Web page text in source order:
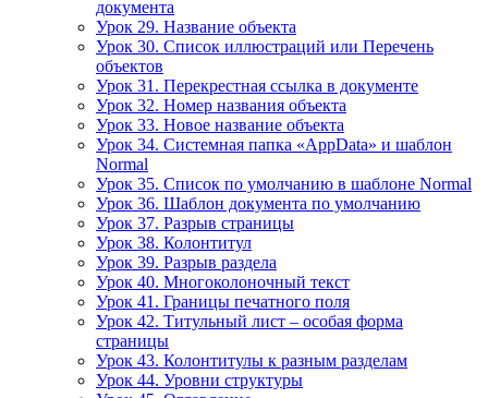
документа
Урок 29. Название объекта
Урок 30. Список иллюстраций или Перечень
объектов
Урок 31. Перекрестная ссылка в документе
Урок 32. Номер названия объекта
Урок 33. Новое название объекта
Урок 34. Системная папка «AppData» и шаблон
Normal
Урок 35. Список по умолчанию в шаблоне Normal
Урок 36. Шаблон документа по умолчанию
Урок 37. Разрыв страницы
Урок 38. Колонтитул
Урок 39. Разрыв раздела
Урок 40. Многоколоночный текст
Урок 41. Границы печатного поля
Урок 42. Титульный лист – особая форма
страницы
Урок 43. Колонтитулы к разным разделам
Урок 44. Уровни структуры